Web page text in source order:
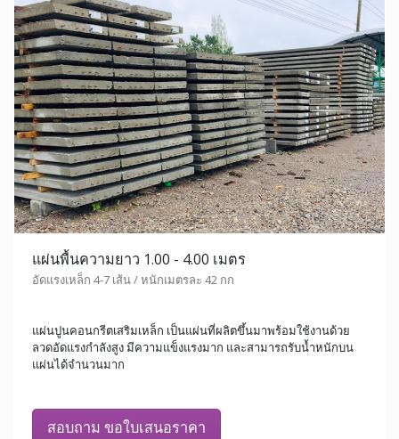
แผ่นพื้นความยาว 1.00 - 4.00 เมตร
อัดแรงเหล็ก 4-7 เส้น / หนักเมตรละ 42 กก
แผ่นปูนคอนกรีตเสริมเหล็ก เป็นแผ่นที่ผลิตขึ้นมาพร้อมใช้งานด้วย
ลวดอัดแรงกำลังสูง มีความแข็งแรงมาก และสามารถรับน้ำหนักบน
แผ่นได้จำนวนมาก
สอบถาม ขอใบเสนอราคา